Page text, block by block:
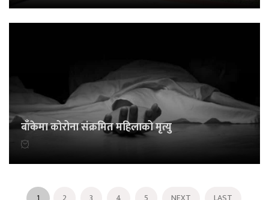
बाँकेमा कोरोना संक्रमित महिलाको मृत्यु